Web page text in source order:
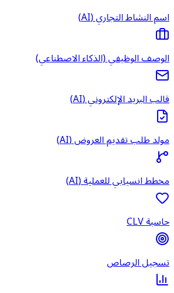
اسم النشاط التجاري (AI)
الوصف الوظيفي (الذكاء الاصطناعي)
قالب البريد الإلكتروني (AI)
مولد طلب تقديم العروض (AI)
مخطط انسيابي للعملية (AI)
حاسبة CLV
تسجيل الرصاص